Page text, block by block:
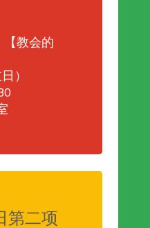
【教会的
）
第二项